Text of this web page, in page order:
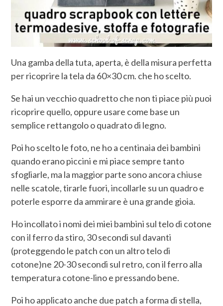
Una gamba della tuta, aperta, è della misura perfetta
per ricoprire la tela da 60×30 cm. che ho scelto.
Se hai un vecchio quadretto che non ti piace più puoi
ricoprire quello, oppure usare come base un
semplice rettangolo o quadrato di legno.
Poi ho scelto le foto, ne ho a centinaia dei bambini
quando erano piccini e mi piace sempre tanto
sfogliarle, ma la maggior parte sono ancora chiuse
nelle scatole, tirarle fuori, incollarle su un quadro e
poterle esporre da ammirare è una grande gioia.
Ho incollato i nomi dei miei bambini sul telo di cotone
con il ferro da stiro, 30 secondi sul davanti
(proteggendo le patch con un altro telo di
cotone)ne 20-30 secondi sul retro, con il ferro alla
temperatura cotone-lino e pressando bene.
Poi ho applicato anche due patch a forma di stella,